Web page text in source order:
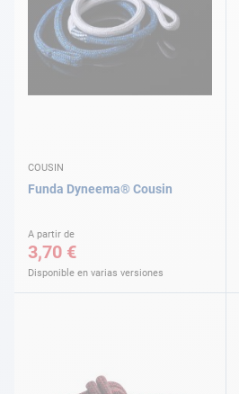
COUSIN
Funda Dyneema® Cousin
A partir de
3,70 €
Disponible en varias versiones